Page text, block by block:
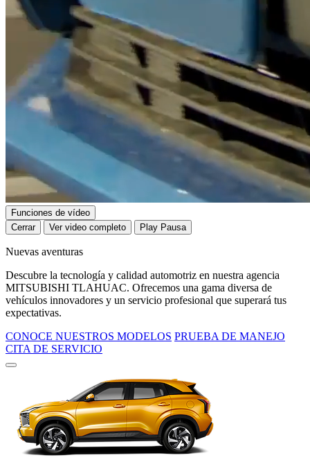
Funciones de vídeo
Cerrar
Ver video completo Play Pausa
Nuevas aventuras
Descubre la tecnología y calidad automotriz en nuestra agencia
MITSUBISHI TLAHUAC. Ofrecemos una gama diversa de
vehículos innovadores y un servicio profesional que superará tus
expectativas.
CONOCE NUESTROS MODELOS PRUEBA DE MANEJO
CITA DE SERVICIO